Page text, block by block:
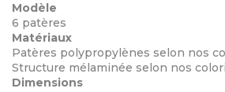
Modèle
6 patères
Matériaux
Patères polypropylènes selon nos
Structure mélaminée selon nos
Dimensions